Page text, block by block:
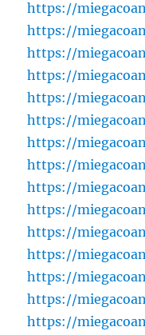
https://
https://
https://
https://
https://
https://
https://
https://
https://
https://
https://
https://
https://
https://
https://